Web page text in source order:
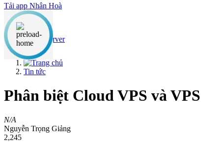
Tải app Nhân Hoà
Nội dung chính
Cloud Server
Tin tức
Phân biệt Cloud VPS và VPS
N/A
Nguyễn Trọng Giảng
2,245